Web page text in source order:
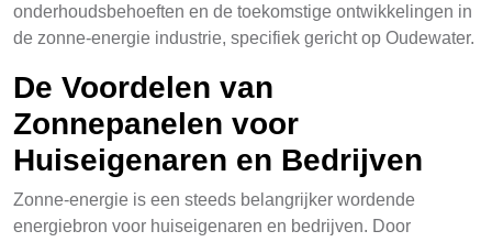
onderhoudsbehoeften en de toekomstige ontwikkelingen in
de zonne-energie industrie, specifiek gericht op Oudewater.
De Voordelen van
Zonnepanelen voor
Huiseigenaren en Bedrijven
Zonne-energie is een steeds belangrijker wordende
energiebron voor huiseigenaren en bedrijven. Door